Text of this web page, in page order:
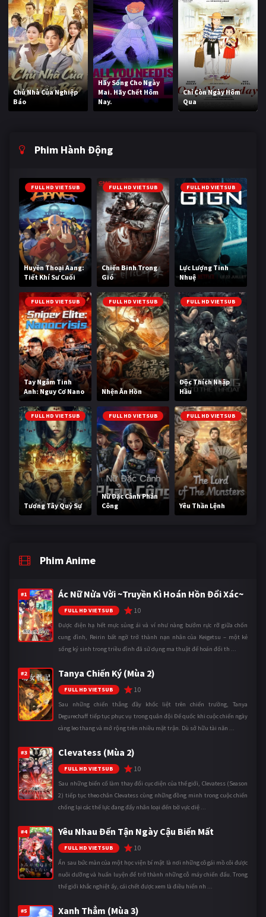
Chủ Nhà Của Nghiệp
Báo
Hãy Sống Cho Ngày
Mai. Hãy Chết Hôm
Nay.
Chỉ Còn Ngày Hôm
Qua
Phim Hành Động
FULL HD VIETSUB
Huyền Thoại Aang:
Tiết Khí Sư Cuối
Cùng
FULL HD VIETSUB
Chiến Binh Trong
Gió
FULL HD VIETSUB
Lực Lượng Tinh
Nhuệ
FULL HD VIETSUB
Tay Ngắm Tinh
Anh: Nguy Cơ Nano
FULL HD VIETSUB
Nhện Ăn Hồn
FULL HD VIETSUB
Độc Thích Nhập
Hầu
FULL HD VIETSUB
Tương Tây Quỷ Sự
FULL HD VIETSUB
Nữ Đặc Cảnh Phản
Công
FULL HD VIETSUB
Yêu Thần Lệnh
Phim Anime
#1 Ác Nữ Nửa Vời ~Truyền Kì Hoán Hồn Đổi Xác~
FULL HD VIETSUB 10
Được điện hạ hết mực sủng ái và ví như nàng bướm rực rỡ giữa chốn
cung đình, Reirin bất ngờ trở thành nạn nhân của Keigetsu – một kẻ
sống ký sinh trong triều đình đã sử dụng ma thuật để hoán đổi th ...
#2 Tanya Chiến Ký (Mùa 2)
FULL HD VIETSUB 10
Sau những chiến thắng đầy khốc liệt trên chiến trường, Tanya
Degurechaff tiếp tục phục vụ trong quân đội Đế quốc khi cuộc chiến ngày
càng leo thang và mở rộng trên nhiều mặt trận. Dù sở hữu tài năn ...
#3 Clevatess (Mùa 2)
FULL HD VIETSUB 10
Sau những biến cố làm thay đổi cục diện của thế giới, Clevatess (Season
2) tiếp tục theo chân Clevatess cùng những đồng minh trong cuộc chiến
chống lại các thế lực đang đẩy nhân loại đến bờ vực diệ ...
#4 Yêu Nhau Đến Tận Ngày Cậu Biến Mất
FULL HD VIETSUB 10
Ẩn sau bức màn của một học viện bí mật là nơi những cô gái mồ côi được
nuôi dưỡng và huấn luyện để trở thành những cỗ máy chiến đấu. Trong
thế giới khắc nghiệt ấy, cái chết được xem là điều hiển nh ...
#5 Xanh Thẳm (Mùa 3)